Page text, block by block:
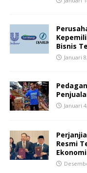
Bisnis
Januari
Januari
Resmi